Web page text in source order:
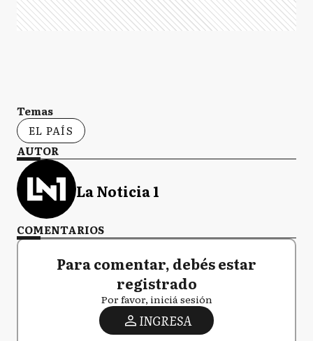
Temas
EL PAÍS
AUTOR
La Noticia 1
COMENTARIOS
Para comentar, debés estar
registrado
Por favor, iniciá sesión
INGRESA